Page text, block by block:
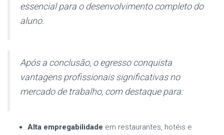
essencial para o desenvolvimento completo do
aluno.
Após a conclusão, o egresso conquista
vantagens profissionais significativas no
mercado de trabalho, com destaque para:
Alta empregabilidade em restaurantes, hotéis e